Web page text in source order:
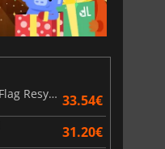
Assassin's Creed Black Flag Resynced 33.54€
31.20€